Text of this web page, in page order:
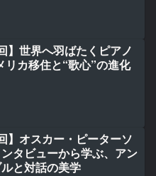
】世界へ羽ばたくピアノ
カ移住と“歌心”の進化
】オスカー・ピーターソ
タビューから学ぶ、アン
と対話の美学